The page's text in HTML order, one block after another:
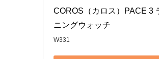
COROS（カロス）PACE 3
ニングウォッチ
W331